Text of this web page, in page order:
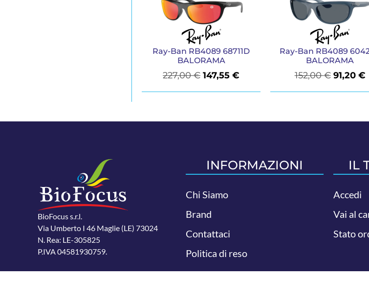
Ray-Ban RB4089 68711D
BALORAMA
227,00€ 147,55€
Ray-Ban RB4089
BALORAMA
152,00€ 91,20 €
BioFocus s.r.l.
Via Umberto I 46 Maglie (LE) 73024
N. Rea: LE-305825
P.IVA 04581930759.
INFORMAZIONI
Chi Siamo
Brand
Contattaci
Politica di reso
IL
Accedi
Vai al
Stato